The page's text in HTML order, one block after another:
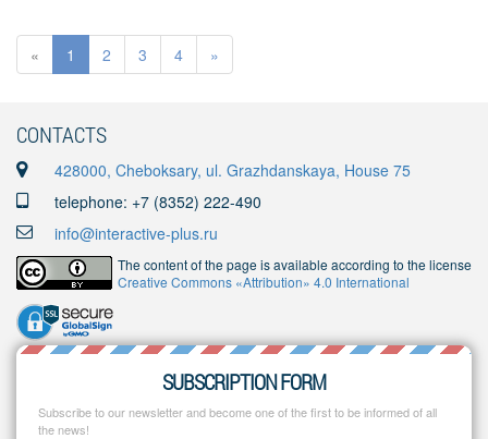
« 1 2 3 4 »
CONTACTS
428000, Cheboksary, ul. Grazhdanskaya, House 75
telephone: +7 (8352) 222-490
info@interactive-plus.ru
The content of the page is available according to the license
Creative Commons «Attribution» 4.0 International
SUBSCRIPTION FORM
Subscribe to our newsletter and become one of the first to be informed of all
the news!